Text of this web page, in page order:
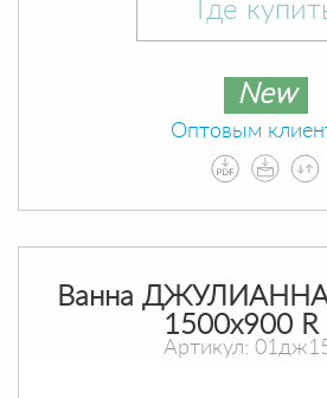
Где
New
Оптовым
Ванна
1500х900 R
Артикул: